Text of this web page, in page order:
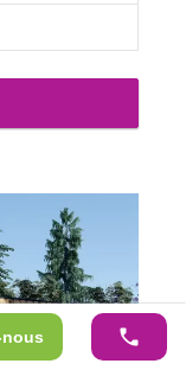
nous